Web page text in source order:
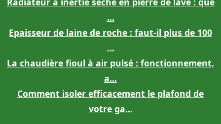
...
Epaisseur de laine de roche : faut-il plus de 100
...
La chaudière fioul à air pulsé : fonctionnement,
a...
Comment isoler efficacement le plafond de
votre ga...